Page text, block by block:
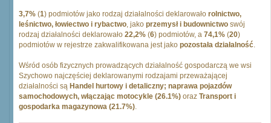
3,7% (1) podmiotów jako rodzaj działalności deklarowało rolnictwo,
leśnictwo, łowiectwo i rybactwo, jako przemysł i budownictwo swój
rodzaj działalności deklarowało 22,2% (6) podmiotów, a 74,1% (20)
podmiotów w rejestrze zakwalifikowana jest jako pozostała działalność.
Wśród osób fizycznych prowadzących działalność gospodarczą we wsi
Szychowo najczęściej deklarowanymi rodzajami przeważającej
działalności są Handel hurtowy i detaliczny; naprawa pojazdów
samochodowych, włączając motocykle (26.1%) oraz Transport i
gospodarka magazynowa (21.7%).